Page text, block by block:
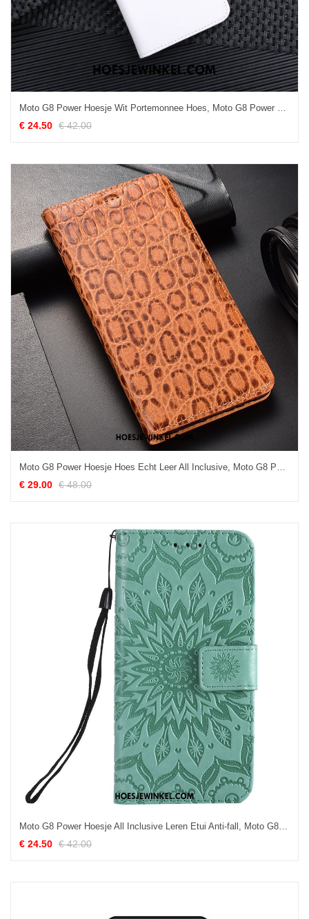
Moto G8 Power Hoesje Wit Portemonnee Hoes, Moto G8 Power Hoesje Leren Etui Mobiele Telefoon
€ 24.50 € 42.00
Moto G8 Power Hoesje Hoes Echt Leer All Inclusive, Moto G8 Power Hoesje Folio Patroon Braun
€ 29.00 € 48.00
Moto G8 Power Hoesje All Inclusive Leren Etui Anti-fall, Moto G8 Power Hoesje Groen Scheppend
€ 24.50 € 42.00